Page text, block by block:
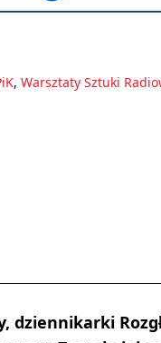
, Warsztaty Sztuki
dziennikarki